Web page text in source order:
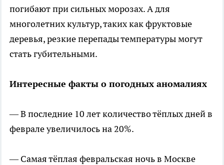
погибают при сильных морозах. А для
многолетних культур, таких как фруктовые
деревья, резкие перепады температуры могут
стать губительными.
Интересные факты о погодных аномалиях
— В последние 10 лет количество тёплых дней в
феврале увеличилось на 20%.
— Самая тёплая февральская ночь в Москве